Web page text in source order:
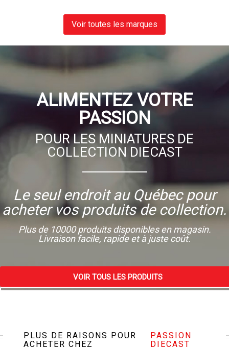
Voir toutes les marques
ALIMENTEZ VOTRE
PASSION
POUR LES MINIATURES DE
COLLECTION DIECAST
Le seul endroit au Québec pour
acheter vos produits de collection.
Plus de 10000 produits disponibles en magasin.
Livraison facile, rapide et à juste coût.
VOIR TOUS LES PRODUITS
PLUS DE RAISONS POUR
ACHETER CHEZ
PASSION
DIECAST